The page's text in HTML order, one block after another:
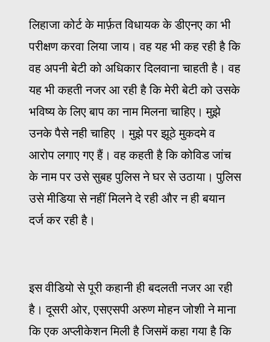
लिहाजा कोर्ट के मार्फ़त विधायक के डीएनए का भी
परीक्षण करवा लिया जाय। वह यह भी कह रही है कि
वह अपनी बेटी को अधिकार दिलवाना चाहती है। वह
यह भी कहती नजर आ रही है कि मेरी बेटी को उसके
भविष्य के लिए बाप का नाम मिलना चाहिए। मुझे
उनके पैसे नही चाहिए । मुझे पर झूठे मुकदमे व
आरोप लगाए गए हैं। वह कहती है कि कोविड जांच
के नाम पर उसे सुबह पुलिस ने घर से उठाया। पुलिस
उसे मीडिया से नहीं मिलने दे रही और न ही बयान
दर्ज कर रही है।
इस वीडियो से पूरी कहानी ही बदलती नजर आ रही
है। दूसरी ओर, एसएसपी अरुण मोहन जोशी ने माना
कि एक अप्लीकेशन मिली है जिसमें कहा गया है कि